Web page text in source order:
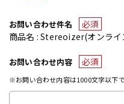
お問い合わせ件名
必須
商品名 : Stereoizer(オンラ
お問い合わせ内容 必須
※お問い合わせ内容は1000文字以下